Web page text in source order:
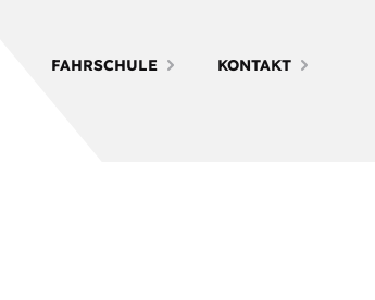
FAHRSCHULE KONTAKT